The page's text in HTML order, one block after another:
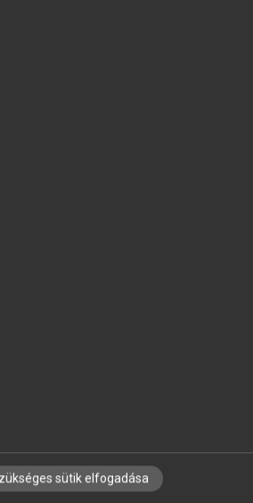
FEL HÍRLEVELÜNKRE!
sütik elfogadása